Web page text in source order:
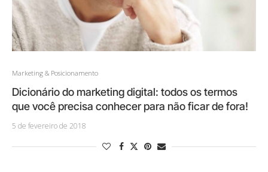
Marketing & Posicionamento
Dicionário do marketing digital: todos os termos
que você precisa conhecer para não ficar de fora!
5 de fevereiro de 2018